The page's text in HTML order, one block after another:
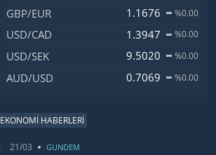
GBP/EUR 1.1676 %0.00
USD/CAD 1.3947 %0.00
USD/SEK 9.5020 %0.00
AUD/USD 0.7069 %0.00
EKONOMİ HABERLERİ
21/03 GUNDEM